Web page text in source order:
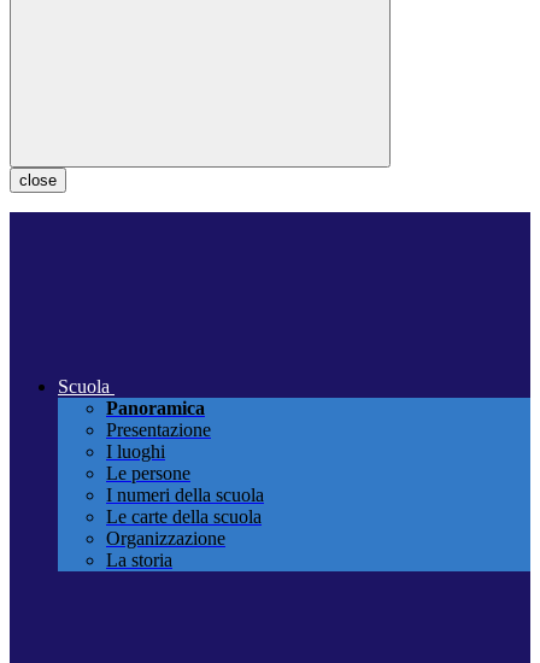
close
Scuola
Panoramica
Presentazione
I luoghi
Le persone
I numeri della scuola
Le carte della scuola
Organizzazione
La storia